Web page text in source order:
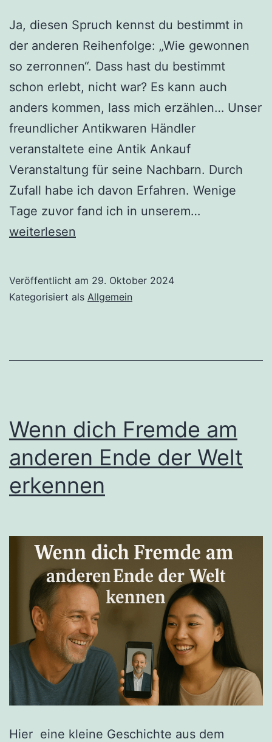
Ja, diesen Spruch kennst du bestimmt in
der anderen Reihenfolge: „Wie gewonnen
so zerronnen“. Dass hast du bestimmt
schon erlebt, nicht war? Es kann auch
anders kommen, lass mich erzählen… Unser
freundlicher Antikwaren Händler
veranstaltete eine Antik Ankauf
Veranstaltung für seine Nachbarn. Durch
Zufall habe ich davon Erfahren. Wenige
Tage zuvor fand ich in unserem…
weiterlesen
Veröffentlicht am 29. Oktober 2024
Kategorisiert als Allgemein
Wenn dich Fremde am
anderen Ende der Welt
erkennen
Hier eine kleine Geschichte aus dem